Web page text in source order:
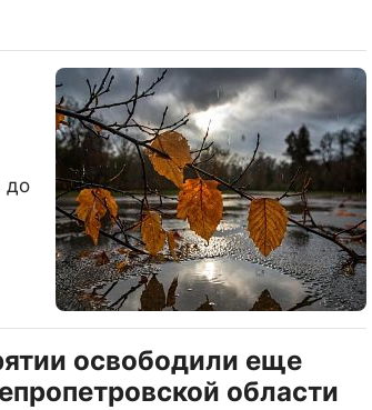
до
освободили еще
области